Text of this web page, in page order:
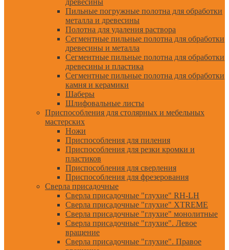
древесины
Пильные погружные полотна для обработки
металла и древесины
Полотна для удаления раствора
Сегментные пильные полотна для обработки
древесины и металла
Сегментные пильные полотна для обработки
древесины и пластика
Сегментные пильные полотна для обработки
камня и керамики
Шаберы
Шлифовальные листы
Приспособления для столярных и мебельных
мастерских
Ножи
Приспособления для пиления
Приспособления для резки кромки и
пластиков
Приспособления для сверления
Приспособления для фрезерования
Сверла присадочные
Сверла присадочные "глухие" RH-LH
Сверла присадочные "глухие" XTREME
Сверла присадочные "глухие" монолитные
Сверла присадочные "глухие". Левое
вращение
Сверла присадочные "глухие". Правое